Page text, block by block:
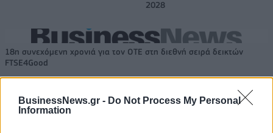
BusinessNews.gr - Do Not Process My Personal
Information
2028
18η συνεχόμενη χρονιά για τον ΟΤΕ στη διεθνή σειρά δεικτών
FTSE4Good
Alpha Bank: Για πρώτη φορά το Αρχαίο Θέατρο Επιδαύρου άνοιξε τις